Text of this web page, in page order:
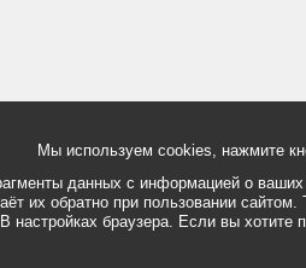
Мы используем cookies, нажмите
данных с информацией о
их обратно при пользовании
браузера. Если вы хотите